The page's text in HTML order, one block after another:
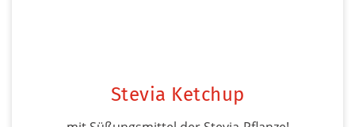
Stevia Ketchup